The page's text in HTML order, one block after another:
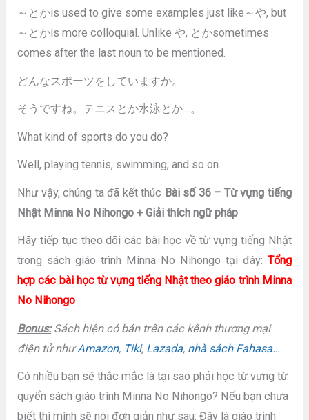
～とかis used to give some examples just like～や, but
～とかis more colloquial. Unlike や, とかsometimes
comes after the last noun to be mentioned.
どんなスポーツをしていますか。
そうですね。テニスとか水泳とか…。
What kind of sports do you do?
Well, playing tennis, swimming, and so on.
Như vậy, chúng ta đã kết thúc Bài số 36 – Từ vựng tiếng
Nhật Minna No Nihongo + Giải thích ngữ pháp
Hãy tiếp tục theo dõi các bài học về từ vựng tiếng Nhật
trong sách giáo trình Minna No Nihongo tại đây: Tổng
hợp các bài học từ vựng tiếng Nhật theo giáo trình Minna
No Nihongo
Bonus:Sách hiện có bán trên các kênh thương mại
điện tử nhưAmazon, Tiki, Lazada, nhà sách Fahasa…
Có nhiều bạn sẽ thắc mắc là tại sao phải học từ vựng từ
quyển sách giáo trình Minna No Nihongo? Nếu bạn chưa
biết thì mình sẽ nói đơn giản như sau: Đây là giáo trình